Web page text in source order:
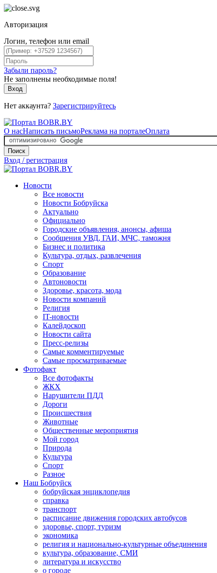
Авторизация
Логин, телефон или email
Забыли пароль?
Не заполнены необходимые поля!
Вход
Нет аккаунта? Зарегистрируйтесь
О насНаписать письмоРеклама на порталеОплата
Поиск
Вход / регистрация
Новости
Все новости
Новости Бобруйска
Актуально
Официально
Городские объявления, анонсы, афиша
Сообщения УВД, ГАИ, МЧС, таможня
Бизнес и политика
Культура, отдых, развлечения
Спорт
Образование
Автоновости
Здоровье, красота, мода
Новости компаний
Религия
IT-новости
Калейдоскоп
Новости сайта
Пресс-релизы
Самые комментируемые
Самые просматриваемые
Фотофакт
Все фотофакты
ЖКХ
Нарушители ПДД
Дороги
Происшествия
Животные
Общественные мероприятия
Мой город
Природа
Культура
Спорт
Разное
Наш Бобруйск
бобруйская энциклопедия
справка
транспорт
расписание движения городских автобусов
здоровье, спорт, туризм
экономика
религия и национально-культурные объединения
культура, образование, СМИ
литература и искусство
о городе